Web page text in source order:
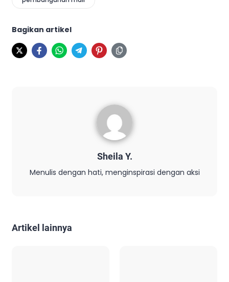
Bagikan artikel
Sheila Y.
Menulis dengan hati, menginspirasi dengan aksi
Artikel lainnya